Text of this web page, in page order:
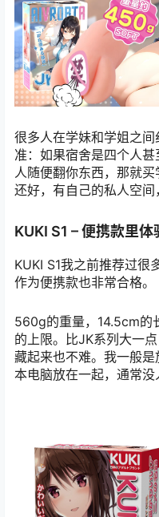
很多人在学妹和学姐之
准：如果宿舍是四个人
人随便翻你东西，那就
还好，有自己的私人空间
KUKI S1 – 便携款里
KUKI S1我之前推荐过很
作为便携款也非常合格。
560g的重量，14.5cm的
的上限。比JK系列大一
藏起来也不难。我一般
本电脑放在一起，通常没